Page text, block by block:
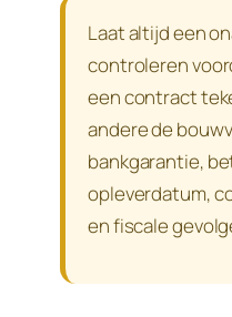
Laat altijd een
controleren
een contract
andere de
bankgarantie,
opleverdatum,
en fiscale